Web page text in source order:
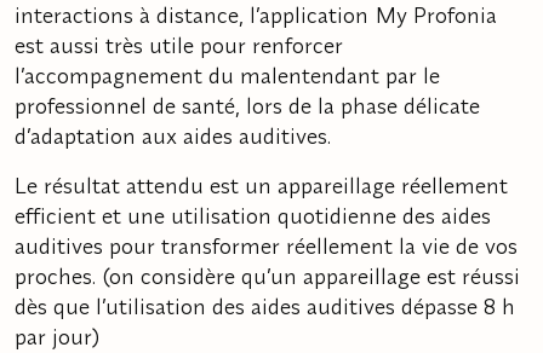
interactions à distance, l’application My Profonia
est aussi très utile pour renforcer
l’accompagnement du malentendant par le
professionnel de santé, lors de la phase délicate
d’adaptation aux aides auditives.
Le résultat attendu est un appareillage réellement
efficient et une utilisation quotidienne des aides
auditives pour transformer réellement la vie de vos
proches. (on considère qu’un appareillage est réussi
dès que l’utilisation des aides auditives dépasse 8 h
par jour)